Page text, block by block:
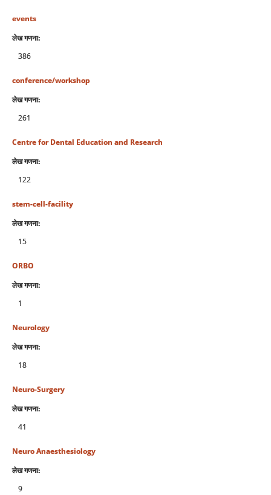
events
लेख गणना:
386
conference/workshop
लेख गणना:
261
Centre for Dental Education and Research
लेख गणना:
122
stem-cell-facility
लेख गणना:
15
ORBO
लेख गणना:
1
Neurology
लेख गणना:
18
Neuro-Surgery
लेख गणना:
41
Neuro Anaesthesiology
लेख गणना:
9